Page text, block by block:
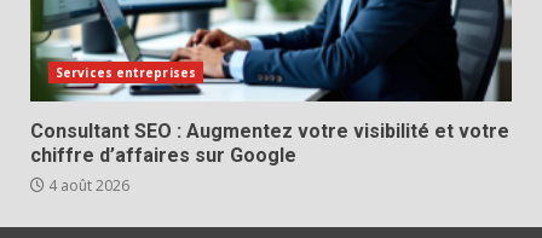
Services entreprises
Consultant SEO : Augmentez votre visibilité et votre
chiffre d’affaires sur Google
4 août 2026